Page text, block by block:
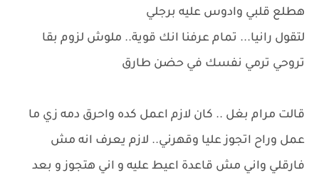
هطلع قلبي وادوس عليه برجلي
لتقول رانيا... تمام عرفنا انك قوية.. ملوش لزوم بقا
تروحي ترمي نفسك في حضن طارق
قالت مرام بغل .. كان لازم اعمل كده واحرق دمه زي ما
عمل وراح اتجوز عليا وقهرني.. لازم يعرف انه مش
فارقلي واني مش قاعدة اعيط عليه و اني هتجوز و بعد